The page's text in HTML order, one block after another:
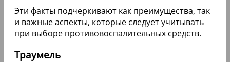
Эти факты подчеркивают как преимущества, так
и важные аспекты, которые следует учитывать
при выборе противовоспалительных средств.
Траумель